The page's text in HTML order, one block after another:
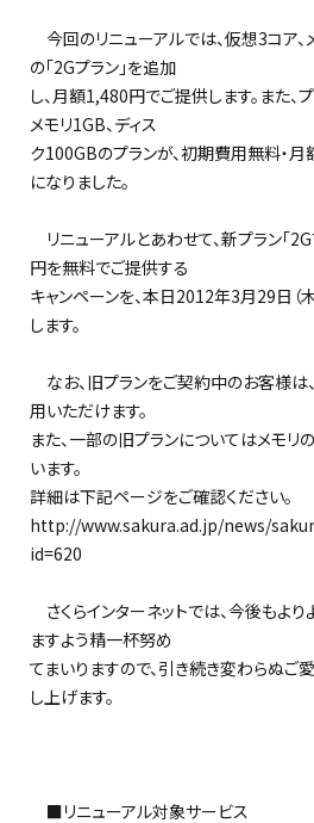
今回のリニューアルでは、仮想3コア、
の「2Gプラン」を追加
し、月額1,480円でご提供します。また、
メモリ1GB、ディス
ク100GBのプランが、初期費用無料・
になりました。
リニューアルとあわせて、新プラン「
円を無料でご提供する
キャンペーンを、本日2012年3月29日（
します。
なお、旧プランをご契約中のお客様は
用いただけます。
また、一部の旧プランについてはメモリ
います。
詳細は下記ページをご確認ください。
http://www.sakura.ad.jp/news/
id=620
さくらインターネットでは、今後もよ
ますよう精一杯努め
てまいりますので、引き続き変わらぬご
し上げます。
＜記
■リニューアル対象サービス